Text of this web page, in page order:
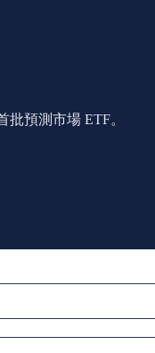
預測市場 ETF。